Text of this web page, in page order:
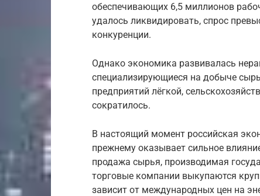
обеспечивающих 6,5 миллионов
удалось ликвидировать, спрос
конкуренции.
Однако экономика развивалась
специализирующиеся на добыче
предприятий лёгкой,
сократилось.
В настоящий момент российская
прежнему оказывает сильное
продажа сырья, производимая
торговые компании выкупаются
зависит от международных цен на